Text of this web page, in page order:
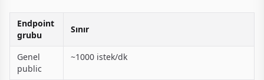
Endpoint
grubu
Sınır
Genel
public
~1000 istek/dk